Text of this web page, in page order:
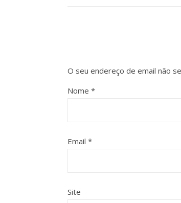
O seu endereço de email não
Nome *
Email *
Site